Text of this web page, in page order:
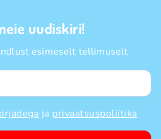
uudiskiri!
esimeselt tellimuselt
ja privaatsuspoliitika